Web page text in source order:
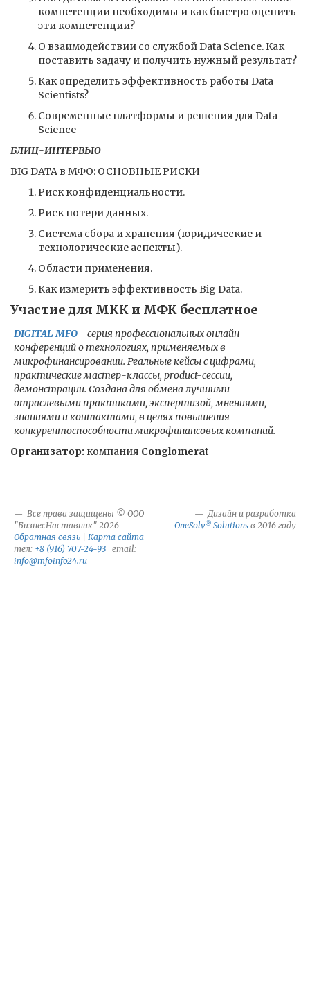
компетенции необходимы и как быстро оценить
эти компетенции?
О взаимодействии со службой Data Science. Как
поставить задачу и получить нужный результат?
Как определить эффективность работы Data
Scientists?
Современные платформы и решения для Data
Science
БЛИЦ-ИНТЕРВЬЮ
BIG DATA в МФО: ОСНОВНЫЕ РИСКИ
Риск конфиденциальности.
Риск потери данных.
Система сбора и хранения (юридические и
технологические аспекты).
Области применения.
Как измерить эффективность Big Data.
Участие для МКК и МФК бесплатное
DIGITAL MFO - серия профессиональных онлайн-
конференций о технологиях, применяемых в
микрофинансировании. Реальные кейсы с цифрами,
практические мастер-классы, product-сессии,
демонстрации. Создана для обмена лучшими
отраслевыми практиками, экспертизой, мнениями,
знаниями и контактами, в целях повышения
конкурентоспособности микрофинансовых компаний.
Организатор: компания Conglomerat
Все права защищены © ООО
"БизнесНаставник" 2026
Обратная связь
Карта сайта
тел: +8 (916) 707-24-93 email:
info@mfoinfo24.ru
Дизайн и разработка
OneSolv® Solutions в 2016 году